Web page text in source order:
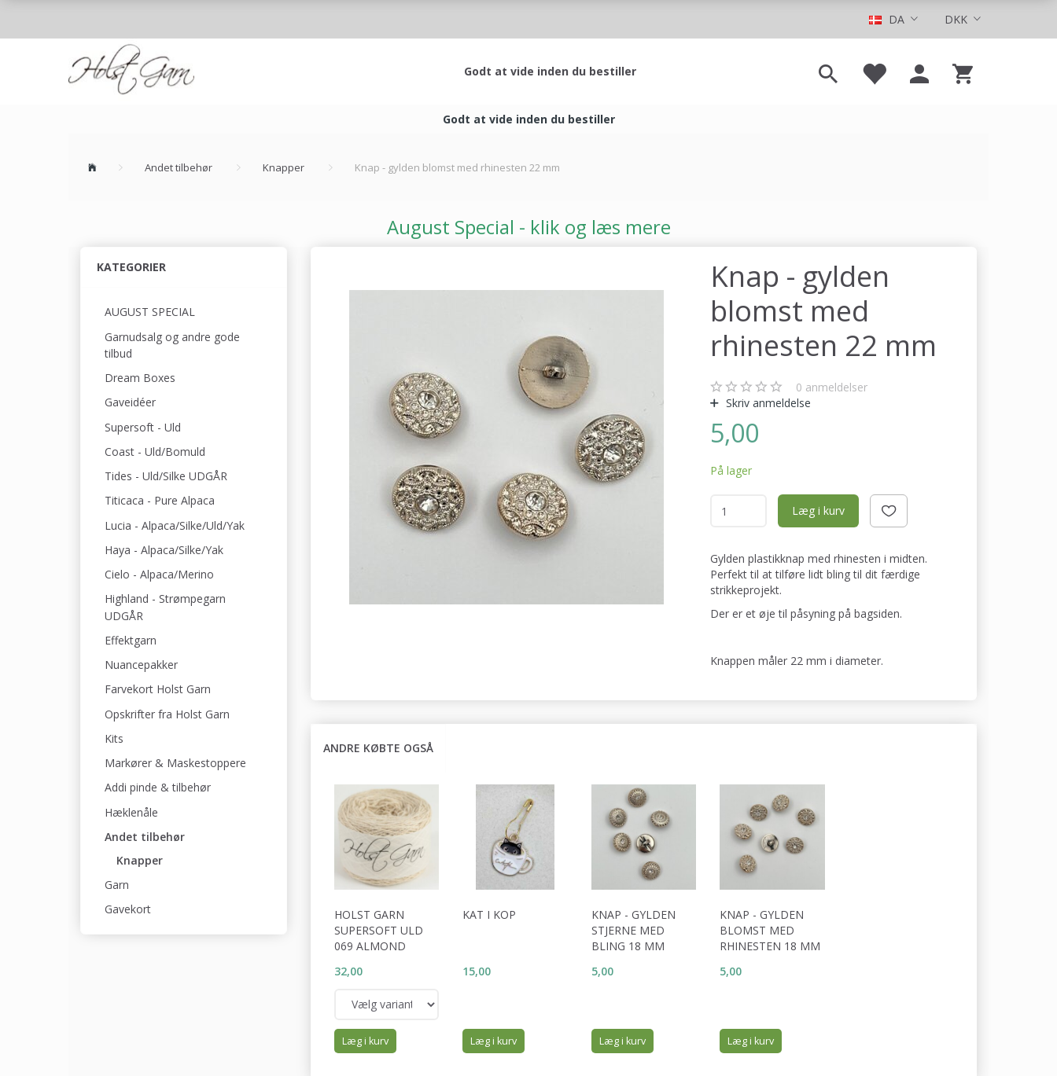
DKK
DA
Godt at vide inden du bestiller
Godt at vide inden du bestiller
Andet tilbehør Knapper Knap - gylden blomst med rhinesten 22 mm
August Special - klik og læs mere
KATEGORIER
AUGUST SPECIAL
Garnudsalg og andre gode
tilbud
Dream Boxes
Gaveidéer
Supersoft - Uld
Coast - Uld/Bomuld
Tides - Uld/Silke UDGÅR
Titicaca - Pure Alpaca
Lucia - Alpaca/Silke/Uld/Yak
Haya - Alpaca/Silke/Yak
Cielo - Alpaca/Merino
Highland - Strømpegarn
UDGÅR
Effektgarn
Nuancepakker
Farvekort Holst Garn
Opskrifter fra Holst Garn
Kits
Markører & Maskestoppere
Addi pinde & tilbehør
Hæklenåle
Andet tilbehør
Knapper
Garn
Gavekort
Knap - gylden
blomst med
rhinesten 22 mm
0 anmeldelser
Skriv anmeldelse
5,00
På lager
Læg i kurv
Gylden plastikknap med rhinesten i midten.
Perfekt til at tilføre lidt bling til dit færdige
strikkeprojekt.
Der er et øje til påsyning på bagsiden.
Knappen måler 22 mm i diameter.
ANDRE KØBTE OGSÅ
HOLST GARN
SUPERSOFT ULD
069 ALMOND
32,00
Læg i kurv
KAT I KOP
15,00
Læg i kurv
KNAP - GYLDEN
STJERNE MED
BLING 18 MM
5,00
Læg i kurv
KNAP - GYLDEN
BLOMST MED
RHINESTEN 18 MM
5,00
Læg i kurv